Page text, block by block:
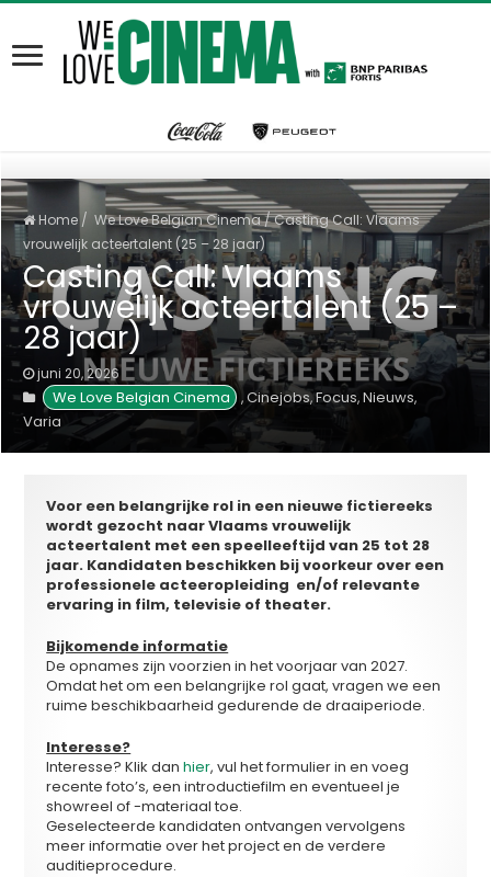
Home / We Love Belgian Cinema/Casting Call: Vlaams
vrouwelijk acteertalent (25 – 28 jaar)
Casting Call: Vlaams
vrouwelijk acteertalent (25 –
28 jaar)
juni 20, 2026
We Love Belgian Cinema ,Cinejobs,Focus,Nieuws,
Varia
Voor een belangrijke rol in een nieuwe fictiereeks
wordt gezocht naar Vlaams vrouwelijk
acteertalent met een speelleeftijd van 25 tot 28
jaar. Kandidaten beschikken bij voorkeur over een
professionele acteeropleiding en/of relevante
ervaring in film, televisie of theater.
Bijkomende informatie
De opnames zijn voorzien in het voorjaar van 2027.
Omdat het om een belangrijke rol gaat, vragen we een
ruime beschikbaarheid gedurende de draaiperiode.
Interesse?
Interesse? Klik danhier, vul het formulier in en voeg
recente foto’s, een introductiefilm en eventueel je
showreel of -materiaal toe.
Geselecteerde kandidaten ontvangen vervolgens
meer informatie over het project en de verdere
auditieprocedure.